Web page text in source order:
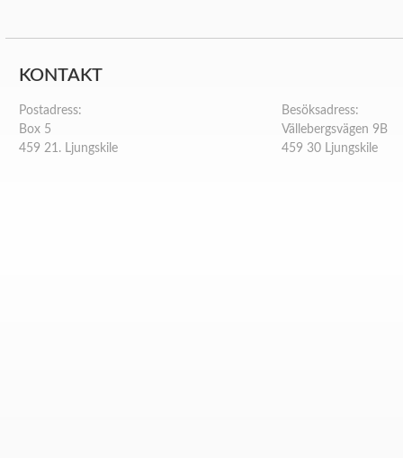
KONTAKT
Postadress:
Box 5
459 21. Ljungskile
Besöksadress:
Vällebergsvägen 9B
459 30 Ljungskile